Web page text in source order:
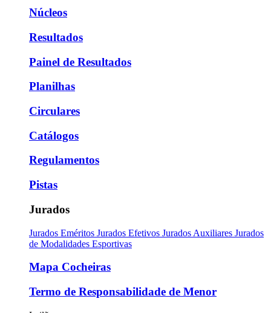
Núcleos
Resultados
Painel de Resultados
Planilhas
Circulares
Catálogos
Regulamentos
Pistas
Jurados
Jurados Eméritos Jurados Efetivos Jurados Auxiliares Jurados
de Modalidades Esportivas
Mapa Cocheiras
Termo de Responsabilidade de Menor